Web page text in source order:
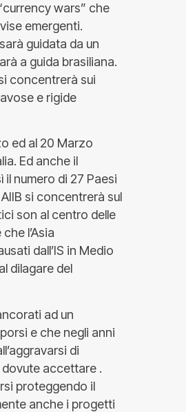
wars” che
emergenti.
guidata da un
a guida brasiliana.
concentrerà sui
e rigide
ed al 20 Marzo
Ed anche il
numero di 27 Paesi
si concentrerà sul
son al centro delle
l’Asia
dall’IS in Medio
dilagare del
ad un
e che negli anni
di
accettare .
proteggendo il
anche i progetti